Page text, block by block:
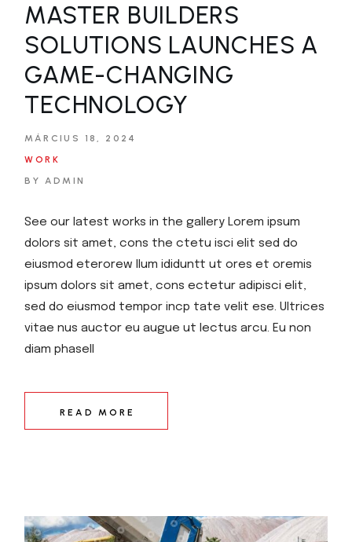
MASTER BUILDERS
SOLUTIONS LAUNCHES A
GAME-CHANGING
TECHNOLOGY
MÁRCIUS 18, 2024
WORK
BY ADMIN
See our latest works in the gallery Lorem ipsum
dolors sit amet, cons the ctetu isci elit sed do
eiusmod eterorew llum ididuntt ut ores et oremis
ipsum dolors sit amet, cons ectetur adipisci elit,
sed do eiusmod tempor incp tate velit ese. Ultrices
vitae nus auctor eu augue ut lectus arcu. Eu non
diam phasell
READ MORE